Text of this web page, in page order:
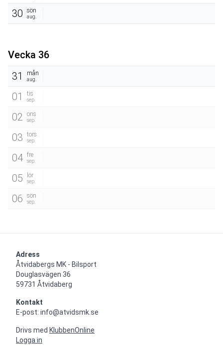
30 sön
aug.
Vecka 36
31
mån
aug.
01 tis
sep.
02 ons
sep.
03 tors
sep.
04 fre
sep.
05 lör
sep.
06 sön
sep.
Adress
Åtvidabergs MK - Bilsport
Douglasvägen 36
59731 Åtvidaberg
Kontakt
E-post: info@atvidsmk.se
Drivs med KlubbenOnline
Logga in